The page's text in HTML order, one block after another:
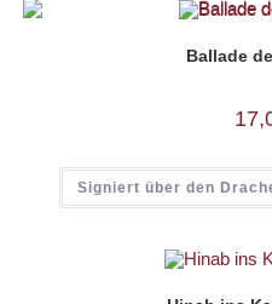
Ballade
Signiert über den